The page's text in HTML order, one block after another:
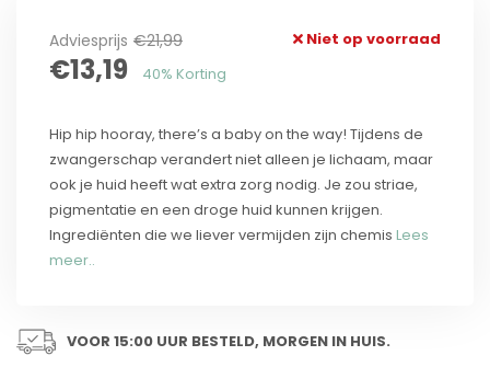
Adviesprijs €21,99
€13,19 40% Korting
Niet op voorraad
Hip hip hooray, there’s a baby on the way! Tijdens de
zwangerschap verandert niet alleen je lichaam, maar
ook je huid heeft wat extra zorg nodig. Je zou striae,
pigmentatie en een droge huid kunnen krijgen.
Ingrediënten die we liever vermijden zijn chemis Lees
meer..
VOOR 15:00 UUR BESTELD, MORGEN IN HUIS.